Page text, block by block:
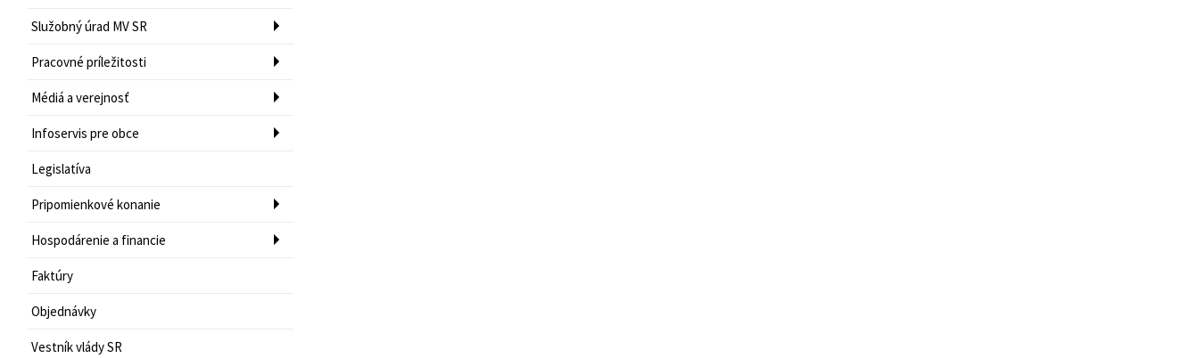
Služobný úrad MV SR
Pracovné príležitosti
Médiá a verejnosť
Infoservis pre obce
Legislatíva
Pripomienkové konanie
Hospodárenie a financie
Faktúry
Objednávky
Vestník vlády SR